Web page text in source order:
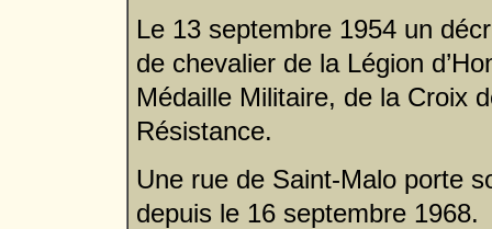
Le 13 septembre 1954 un
de chevalier de la Légion
Médaille Militaire, de la Croix
Résistance.
Une rue de Saint-Malo porte
depuis le 16 septembre 1968.